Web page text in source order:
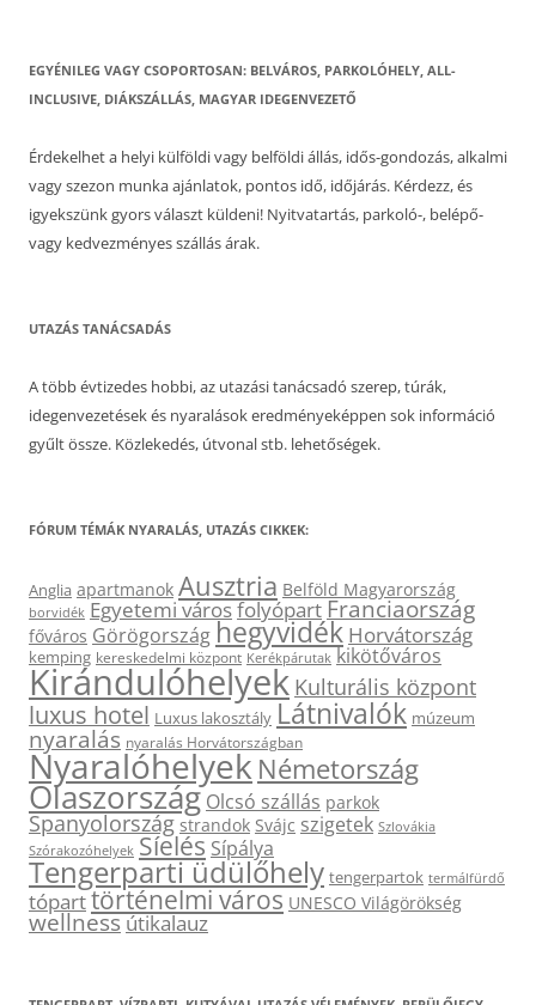
EGYÉNILEG VAGY CSOPORTOSAN: BELVÁROS, PARKOLÓHELY, ALL-
INCLUSIVE, DIÁKSZÁLLÁS, MAGYAR IDEGENVEZETŐ
Érdekelhet a helyi külföldi vagy belföldi állás, idős-gondozás, alkalmi
vagy szezon munka ajánlatok, pontos idő, időjárás. Kérdezz, és
igyekszünk gyors választ küldeni! Nyitvatartás, parkoló-, belépő-
vagy kedvezményes szállás árak.
UTAZÁS TANÁCSADÁS
A több évtizedes hobbi, az utazási tanácsadó szerep, túrák,
idegenvezetések és nyaralások eredményeképpen sok információ
gyűlt össze. Közlekedés, útvonal stb. lehetőségek.
FÓRUM TÉMÁK NYARALÁS, UTAZÁS CIKKEK:
Anglia apartmanok Ausztria Belföld Magyarország
borvidék Egyetemi városfolyópartFranciaország
főváros Görögországhegyvidék Horvátország
kemping kereskedelmi központ Kerékpárutak kikötőváros
Kirándulóhelyek Kulturális központ
luxus hotel Luxus lakosztály Látnivalók múzeum
nyaralás nyaralás Horvátországban
Nyaralóhelyek Németország
Olaszország Olcsó szállás parkok
Spanyolország strandok Svájc szigetek Szlovákia
Szórakozóhelyek Síelés Sípálya
Tengerparti üdülőhely tengerpartok termálfürdő
tóparttörténelmi város UNESCO Világörökség
wellnessútikalauz